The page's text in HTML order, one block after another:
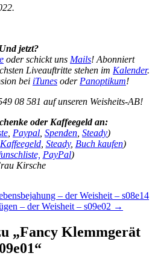
Und jetzt?
oder schickt uns Mails! Abonniert
Liveauftritte stehen im Kalender.
bei iTunes oder Panoptikum!
08 581 auf unseren Weisheits-AB!
oder Kaffeegeld an:
Paypal Spenden Steady)
Kaffeegeld, Steady, Buch kaufen)
PayPal)
Kirsche
– der Weisheit – s08e14
– der Weisheit – s09e02 →
„Fancy Klemmgerät
“